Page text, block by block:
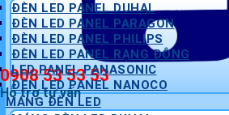
0908 53 53 53
Hỗ trợ tư vấn
ĐÈN LED PANEL DUHAL
ĐÈN LED PANEL PARAGON
ĐÈN LED PANEL PHILIPS
ĐÈN LED PANEL RẠNG ĐÔNG
LED PANEL PANASONIC
ĐÈN LED PANEL NANOCO
MÁNG ĐÈN LED